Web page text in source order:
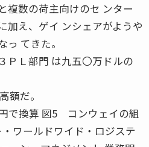
複数の荷主向けのセ ンター
加え、ゲイ ンシェアがようや
てきた。
ＰＬ部門 は九五〇万ドルの
額だ。
で換算 図5 コンウェイの組
ワールドワイド・ロジステ